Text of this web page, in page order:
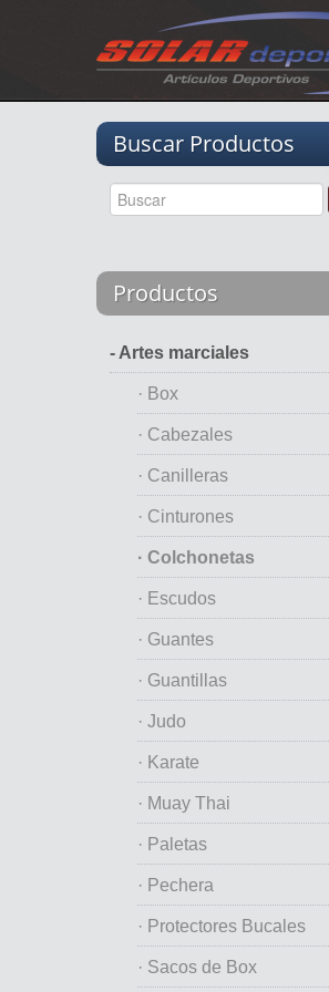
Buscar Productos
Productos
- Artes marciales
· Box
· Cabezales
· Canilleras
· Cinturones
· Colchonetas
· Escudos
· Guantes
· Guantillas
· Judo
· Karate
· Muay Thai
· Paletas
· Pechera
· Protectores Bucales
· Sacos de Box